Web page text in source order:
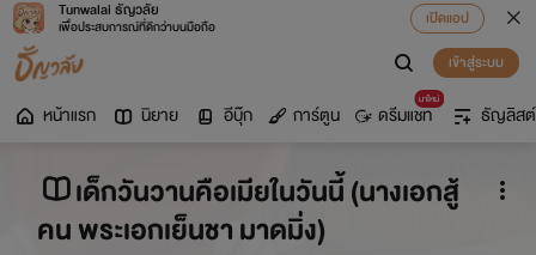
Tunwalai ธัญวลัย
เพื่อประสบการณ์ที่ดีกว่าบนมือถือ
เปิดแอป
เข้าสู่ระบบ
หน้าแรก นิยาย อีบุ๊ก การ์ตูน
มาใหม่
ดรีมแชท ธัญลิสต์
เด็กวันวานคือเมียในวันนี้ (นางเอกสู้
คน พระเอกเย็นชา มาดมิ่ง)